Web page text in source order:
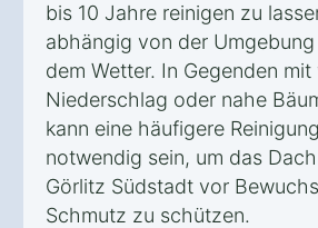
bis 10 Jahre reinigen zu
abhängig von der Umgebung
dem Wetter. In Gegenden mit
Niederschlag oder nahe
kann eine häufigere Reinigung
notwendig sein, um das
Görlitz Südstadt vor
Schmutz zu schützen.